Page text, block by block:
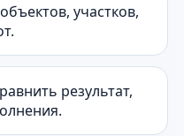
участков,
результат,